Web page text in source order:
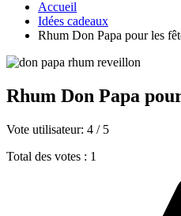
Accueil
Idées cadeaux
Rhum Don Papa pour les
Rhum Don Papa
Vote utilisateur: 4 / 5
Total des votes : 1